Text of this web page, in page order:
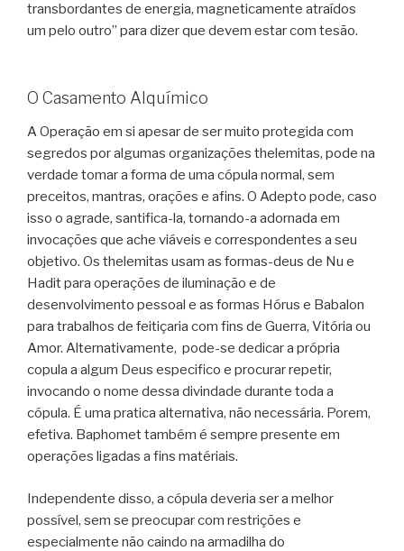
transbordantes de energia, magneticamente atraídos
um pelo outro” para dizer que devem estar com tesão.
O Casamento Alquímico
A Operação em si apesar de ser muito protegida com
segredos por algumas organizações thelemitas, pode na
verdade tomar a forma de uma cópula normal, sem
preceitos, mantras, orações e afins. O Adepto pode, caso
isso o agrade, santifica-la, tornando-a adornada em
invocações que ache viáveis e correspondentes a seu
objetivo. Os thelemitas usam as formas-deus de Nu e
Hadit para operações de iluminação e de
desenvolvimento pessoal e as formas Hórus e Babalon
para trabalhos de feitiçaria com fins de Guerra, Vitória ou
Amor. Alternativamente, pode-se dedicar a própria
copula a algum Deus especifico e procurar repetir,
invocando o nome dessa divindade durante toda a
cópula. É uma pratica alternativa, não necessária. Porem,
efetiva. Baphomet também é sempre presente em
operações ligadas a fins matériais.
Independente disso, a cópula deveria ser a melhor
possível, sem se preocupar com restrições e
especialmente não caindo na armadilha do